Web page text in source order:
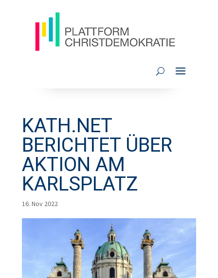
KATH.NET
BERICHTET ÜBER
AKTION AM
KARLSPLATZ
16. Nov 2022